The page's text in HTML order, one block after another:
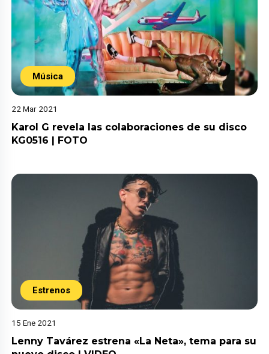
Música
22 Mar 2021
Karol G revela las colaboraciones de su disco
KG0516 | FOTO
Estrenos
15 Ene 2021
Lenny Tavárez estrena «La Neta», tema para su